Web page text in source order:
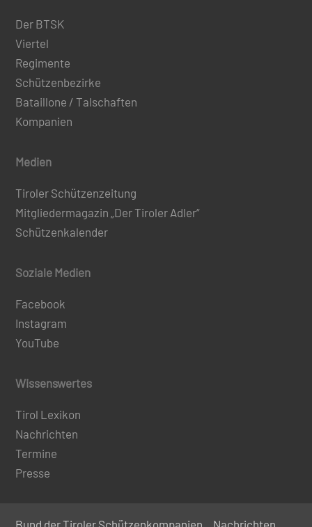
Der BTSK
Viertel
Regimente
Schützenbezirke
Bataillone / Talschaften
Kompanien
Medien
Tiroler Schützenzeitung
Mitgliedermagazin „Der Tiroler Adler“
Schützenkalender
Soziale Medien
Facebook
Instagram
YouTube
Wissenswertes
Tirol Lexikon
Nachrichten
Termine
Presse
Bund der Tiroler Schützenkompanien Nachrichten